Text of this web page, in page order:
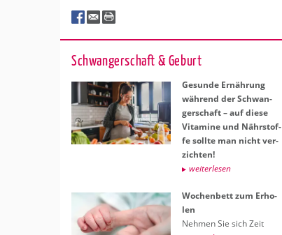
Schwan­ger­schaft & Ge­burt
Ge­sun­de Er­näh­rung
wäh­rend der Schwan­
ger­schaft – auf diese
Vit­ami­ne und Nähr­stof­
fe soll­te man nicht ver­
zich­ten!
wei­ter­le­sen
Wo­chen­bett zum Er­ho­
len
Neh­men Sie sich Zeit